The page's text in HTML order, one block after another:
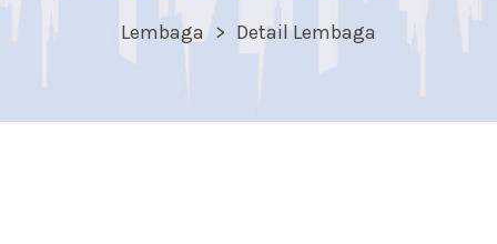
Lembaga Detail Lembaga